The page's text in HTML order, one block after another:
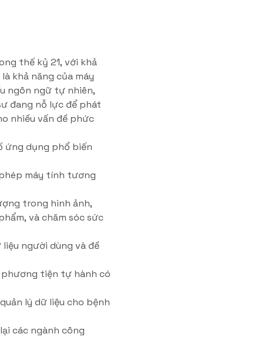
thế kỷ 21, với khả
khả năng của máy
ngôn ngữ tự nhiên,
đang nỗ lực để phát
nhiều vấn đề phức
ứng dụng phổ biến
máy tính tương
trong hình ảnh,
và chăm sóc sức
người dùng và đề
tiện tự hành có
lý dữ liệu cho bệnh
các ngành công